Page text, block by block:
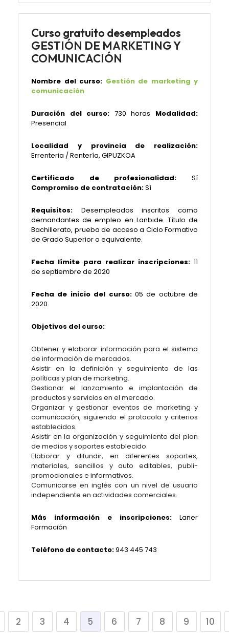
Curso gratuito desempleados
GESTIÓN DE MARKETING Y
COMUNICACIÓN
Nombre del curso: Gestión de marketing y
comunicación
Duración del curso: 730 horas Modalidad:
Presencial
Localidad y provincia de realización:
Errenteria / Rentería, GIPUZKOA
Certificado de profesionalidad: Sí
Compromiso de contratación:Sí
Requisitos: Desempleados inscritos como
demandantes de empleo en Lanbide. Título de
Bachillerato, prueba de acceso a Ciclo Formativo
de Grado Superior o equivalente.
Fecha límite para realizar inscripciones: 11
de septiembre de 2020
Fecha de inicio del curso: 05 de octubre de
2020
Objetivos del curso:
Obtener y elaborar información para el sistema
de información de mercados.
Asistir en la definición y seguimiento de las
políticas y plan de marketing.
Gestionar el lanzamiento e implantación de
productos y servicios en el mercado.
Organizar y gestionar eventos de marketing y
comunicación, siguiendo el protocolo y criterios
establecidos.
Asistir en la organización y seguimiento del plan
de medios y soportes establecido.
Elaborar y difundir, en diferentes soportes,
materiales, sencillos y auto editables, publi-
promocionales e informativos.
Comunicarse en inglés con un nivel de usuario
independiente en actividades comerciales.
Más información e inscripciones:
Laner
Formación
Teléfono de contacto:943 445 743
2 3 4 5 6 7 8 9 10